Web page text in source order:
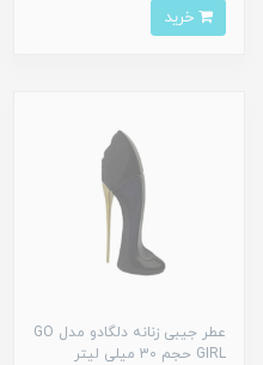
عطر جیبی زنانه دلگادو مدل GO
GIRL حجم 30 میلی لیتر